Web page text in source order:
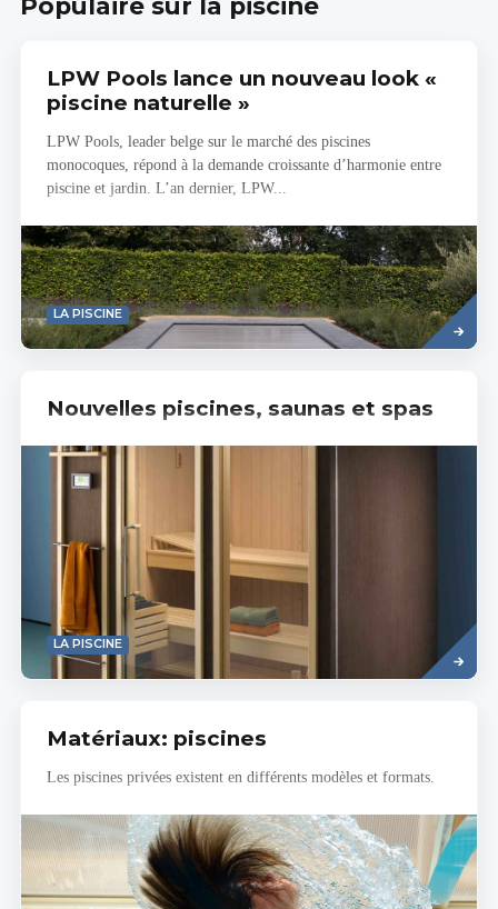
Populaire sur la piscine
LPW Pools lance un nouveau look «
piscine naturelle »
LPW Pools, leader belge sur le marché des piscines
monocoques, répond à la demande croissante d’harmonie entre
piscine et jardin. L’an dernier, LPW...
LA PISCINE
Savoir
plus
Nouvelles piscines, saunas et spas
LA PISCINE
more
Matériaux: piscines
Les piscines privées existent en différents modèles et formats.